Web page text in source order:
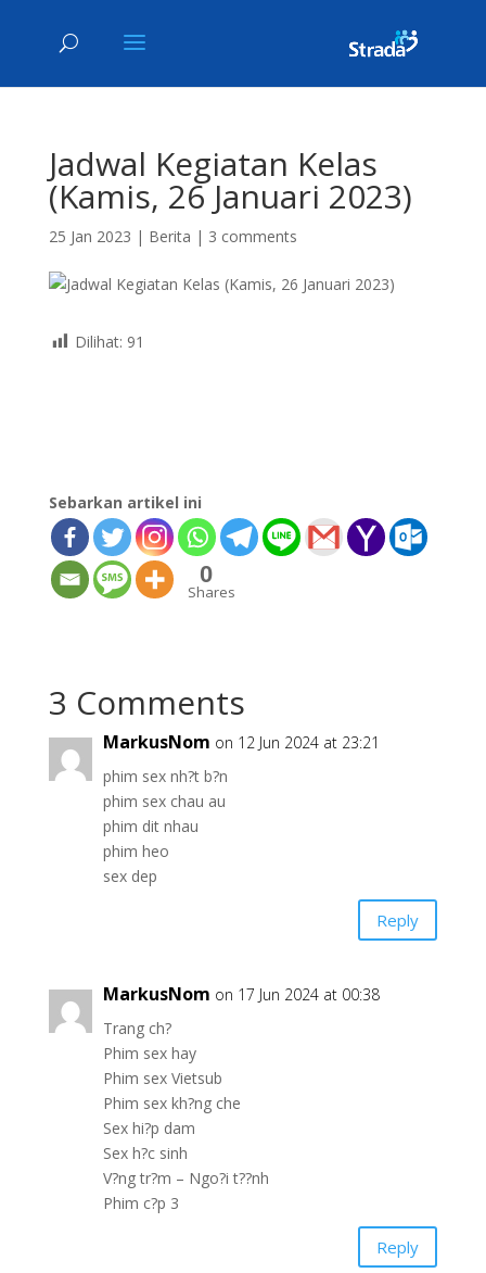
Jadwal Kegiatan Kelas
(Kamis, 26 Januari 2023)
25 Jan 2023 | Berita | 3 comments
Dilihat: 91
Sebarkan artikel ini
0
Shares
3 Comments
MarkusNom on 12 Jun 2024 at 23:21
phim sex nh?t b?n
phim sex chau au
phim dit nhau
phim heo
sex dep
Reply
MarkusNom on 17 Jun 2024 at 00:38
Trang ch?
Phim sex hay
Phim sex Vietsub
Phim sex kh?ng che
Sex hi?p dam
Sex h?c sinh
V?ng tr?m – Ngo?i t??nh
Phim c?p 3
Reply